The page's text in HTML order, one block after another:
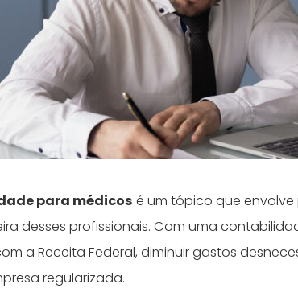
para médicos é um tópico que
desses profissionais. Com uma
a Receita Federal, diminuir gastos
regularizada.